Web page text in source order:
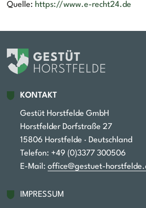
Quelle: https://www.e-recht24.de
KONTAKT
Gestüt Horstfelde GmbH
Horstfelder Dorfstraße 27
15806 Horstfelde · Deutschland
Telefon: +49 (0)3377 300506‬
E-Mail: office@gestuet-
Fußzeile
IMPRESSUM